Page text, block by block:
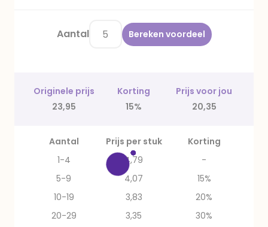
Aantal Bereken voordeel
Originele prijs Korting
Prijs voor jou
23,95
15% 20,35
Aantal Prijs per stuk
Korting
1-4
4,79
-
5-9
4,07
15%
10-19
3,83
20%
20-29
3,35
30%